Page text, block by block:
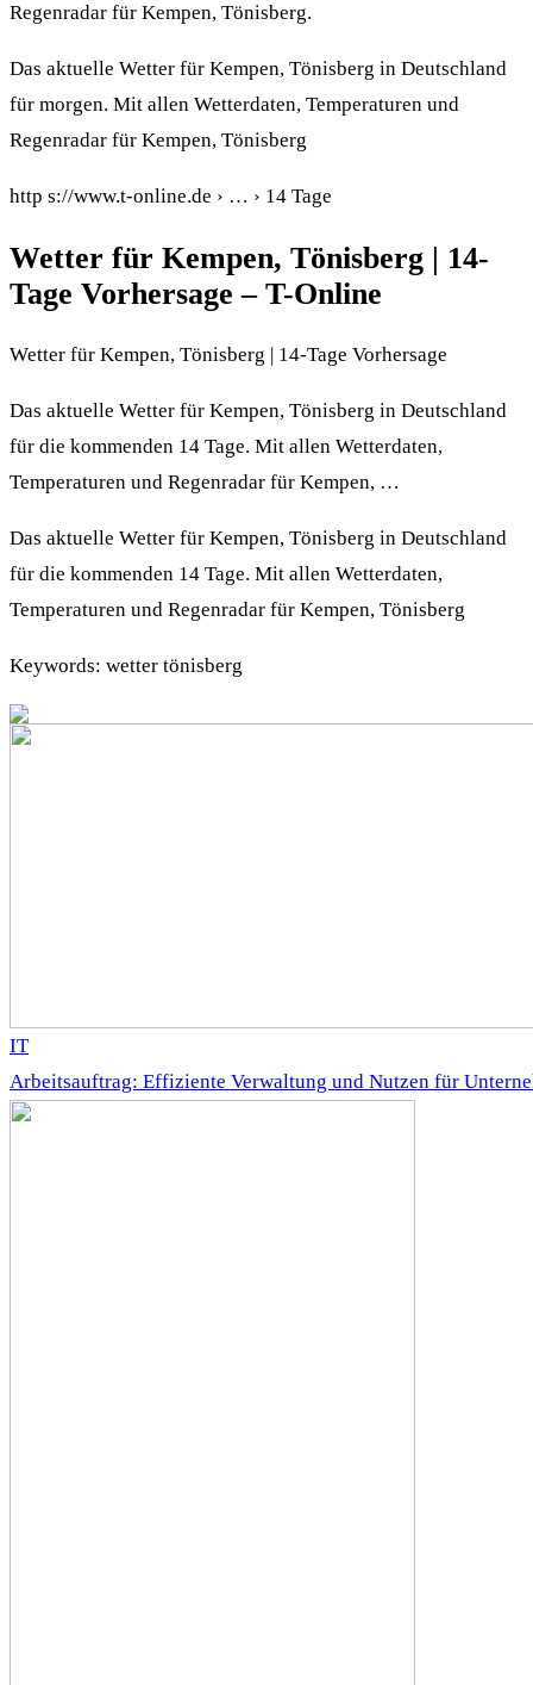
Regenradar für Kempen, Tönisberg.
Das aktuelle Wetter für Kempen, Tönisberg in Deutschland
für morgen. Mit allen Wetterdaten, Temperaturen und
Regenradar für Kempen, Tönisberg
http s://www.t-online.de › … › 14 Tage
Wetter für Kempen, Tönisberg | 14-
Tage Vorhersage – T-Online
Wetter für Kempen, Tönisberg | 14-Tage Vorhersage
Das aktuelle Wetter für Kempen, Tönisberg in Deutschland
für die kommenden 14 Tage. Mit allen Wetterdaten,
Temperaturen und Regenradar für Kempen, …
Das aktuelle Wetter für Kempen, Tönisberg in Deutschland
für die kommenden 14 Tage. Mit allen Wetterdaten,
Temperaturen und Regenradar für Kempen, Tönisberg
Keywords: wetter tönisberg
IT
Arbeitsauftrag: Effiziente Verwaltung und Nutzen für